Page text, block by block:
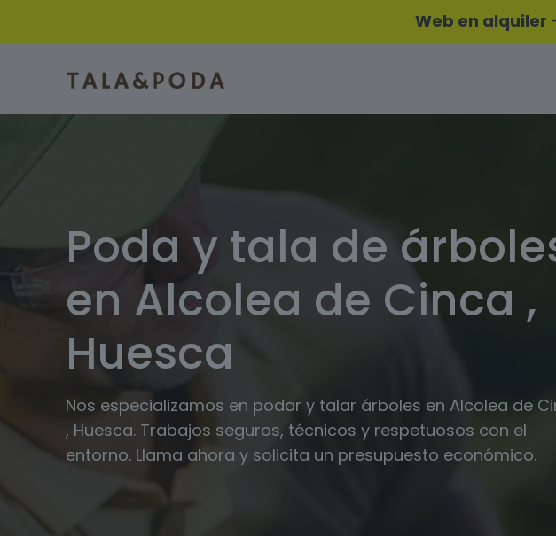
Web en alquiler
Poda y tala de
en Alcolea de Cinca ,
Huesca
Nos especializamos en podar y talar árboles en Alcolea de
, Huesca. Trabajos seguros, técnicos y respetuosos con el
entorno. Llama ahora y solicita un presupuesto económico.